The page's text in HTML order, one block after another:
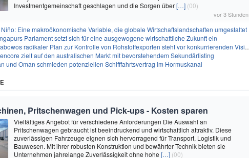
Investmentgemeinschaft geschlagen und die Sorgen über[…] (00)
vor 3 Stunden
Niño: Eine makroökonomische Variable, die globale Wirtschaftslandschaften umgestaltet
Parlament setzt sich für eine ausgewogene wirtschaftliche Zukunft ein
radikaler Plan zur Kontrolle von Rohstoffexporten steht vor konkurrierenden Visionen
zielt auf den australischen Markt mit bevorstehendem Sekundärlisting
und Oman schmieden potenziellen Schifffahrtsvertrag im Hormuskanal
Pritschenwagen und Pick-ups - Kosten sparen
Vielfältiges Angebot für verschiedene Anforderungen Die Auswahl an
Pritschenwagen gebraucht ist beeindruckend und wirtschaftlich attraktiv. Diese
zuverlässigen Fahrzeuge eignen sich hervorragend für Transport, Logistik und
Bauwesen. Mit ihrer robusten Konstruktion und bewährter Technik bieten sie
Unternehmen jahrelange Zuverlässigkeit ohne hohe […] (00)